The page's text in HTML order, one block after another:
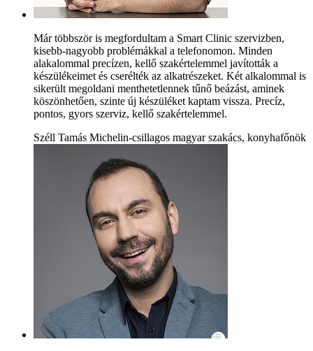
Már többször is megfordultam a Smart Clinic szervizben,
kisebb-nagyobb problémákkal a telefonomon. Minden
alakalommal precízen, kellő szakértelemmel javították a
készülékeimet és cserélték az alkatrészeket. Két alkalommal is
sikerült megoldani menthetetlennek tűnő beázást, aminek
köszönhetően, szinte új készüléket kaptam vissza. Precíz,
pontos, gyors szerviz, kellő szakértelemmel.
Széll Tamás Michelin-csillagos magyar szakács, konyhafőnök